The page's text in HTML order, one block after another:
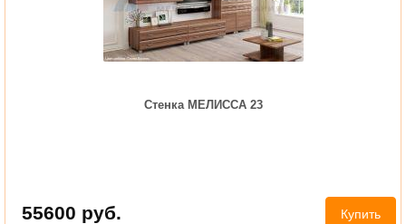
Стенка МЕЛИССА 23
55600 руб. Купить